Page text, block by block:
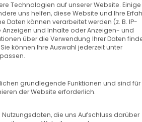
Release Notes von
Technologien auf unserer Website.
uns helfen, diese Website und Ihre
Daten können verarbeitet werden (z. B. IP-
Anzeigen und Inhalte oder Anzeigen- und
über die Verwendung Ihrer Daten
Sie können Ihre Auswahl jederzeit unter
Gruppen, für die eine
grundlegende Funktionen und sind
der Website erforderlich.
die uns Aufschluss darüber